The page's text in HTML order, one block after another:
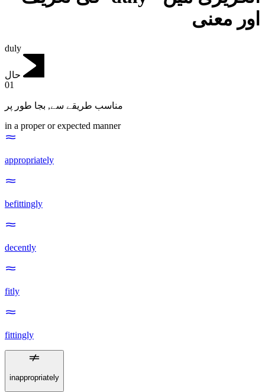
اور معنی
duly
حال
01
مناسب طریقے سے, بجا طور پر
in a proper or expected manner
appropriately
befittingly
decently
fitly
fittingly
inappropriately